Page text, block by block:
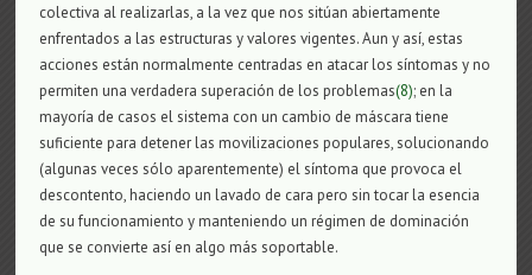
colectiva al realizarlas, a la vez que nos sitúan abiertamente
enfrentados a las estructuras y valores vigentes. Aun y así, estas
acciones están normalmente centradas en atacar los síntomas y no
permiten una verdadera superación de los problemas(8); en la
mayoría de casos el sistema con un cambio de máscara tiene
suficiente para detener las movilizaciones populares, solucionando
(algunas veces sólo aparentemente) el síntoma que provoca el
descontento, haciendo un lavado de cara pero sin tocar la esencia
de su funcionamiento y manteniendo un régimen de dominación
que se convierte así en algo más soportable.